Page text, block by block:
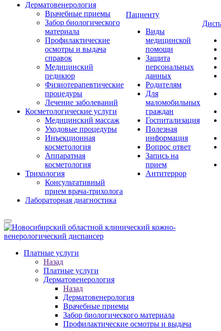
Дерматовенерология
Врачебные приемы
Забор биологического
материала
Профилактические
осмотры и выдача
справок
Медицинский
педикюр
Физиотерапевтические
процедуры
Лечение заболеваний
Косметологические услуги
Медицинский массаж
Уходовые процедуры
Инъекционная
косметология
Аппаратная
косметология
Трихология
Консультативный
прием врача-трихолога
Лабораторная диагностика
Пациенту
Виды
медицинской
помощи
Защита
персональных
данных
Родителям
Для
маломобильных
граждан
Госпитализация
Полезная
информация
Вопрос ответ
Запись на
прием
Антитеррор
Платные услуги
Назад
Платные услуги
Дерматовенерология
Назад
Дерматовенерология
Врачебные приемы
Забор биологического материала
Профилактические осмотры и выдача